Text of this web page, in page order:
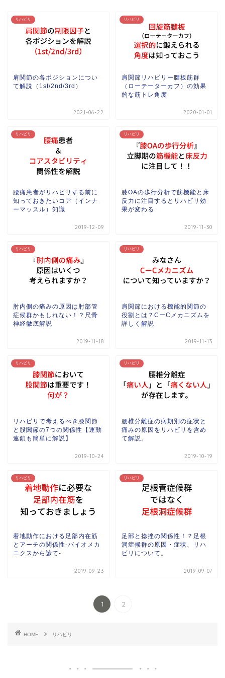
リハビリ
肩関節の各ポジションについ
て解説（1st/2nd/3rd）
2021-06-22
リハビリ
肩関節リハビリー腱板筋群
（ローテーターカフ）の効果
的な筋トレ角度
2020-01-01
リハビリ
腰痛患者がリハビリする前に
知っておきたいコア（インナ
ーマッスル）知識
2019-12-09
リハビリ
膝OAの歩行分析で筋機能と床
反力に注目するとリハビリ効
果が変わる
2019-11-30
リハビリ
肘内側の痛みの原因は肘部管
症候群かもしれない！？尺骨
神経徹底解説
2019-11-18
リハビリ
肩関節における機能的関節の
役割とは？CーCメカニズムを
詳しく解説
2019-11-13
リハビリ
リハビリで考えるべき膝関節
と股関節の7つの関係性【運動
連鎖も簡単に解説】
2019-10-24
リハビリ
腰椎分離症の病期別の症状と
痛みの原因をリハビリを含め
て解説。
2019-10-19
リハビリ
着地動作における足部内在筋
とアーチの関係性-バイオメカ
ニクスから診て-
2019-09-23
リハビリ
足部と捻挫の関係性！？足根
洞症候群の原因・症状、リハ
ビリについて。
2019-09-07
1 2
HOME リハビリ